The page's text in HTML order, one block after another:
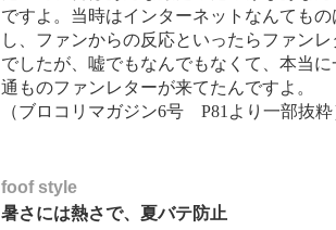
ですよ。当時はインターネットなんても
し、ファンからの反応といったらファン
でしたが、嘘でもなんでもなくて、本当
通ものファンレターが来てたんですよ。
（ブロコリマガジン6号 P81より一部抜粋
foof style
暑さには熱さで、夏バテ防止